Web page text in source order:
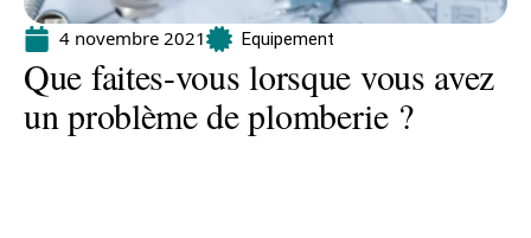
4 novembre 2021 Equipement
Que faites-vous lorsque vous avez
un problème de plomberie ?